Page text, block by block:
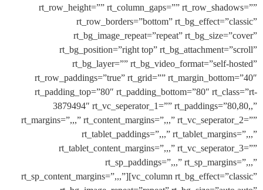
rt_row_height=”” rt_column_gaps=””
rt_row_borders=”bottom”
rt_bg_image_repeat=”repeat”
rt_bg_position=”right top”
rt_bg_layer=”” rt_bg_video_format=”self-
rt_row_paddings=”true” rt_grid=””
rt_padding_top=”80″ rt_padding_bottom=”80″
3879494″ rt_vc_seperator_1=””
rt_margins=”,,,” rt_content_margins=”,,,”
rt_tablet_paddings=”,,,”
rt_tablet_content_margins=”,,,”
rt_sp_paddings=”,,,”
rt_sp_content_margins=”,,,”][vc_column